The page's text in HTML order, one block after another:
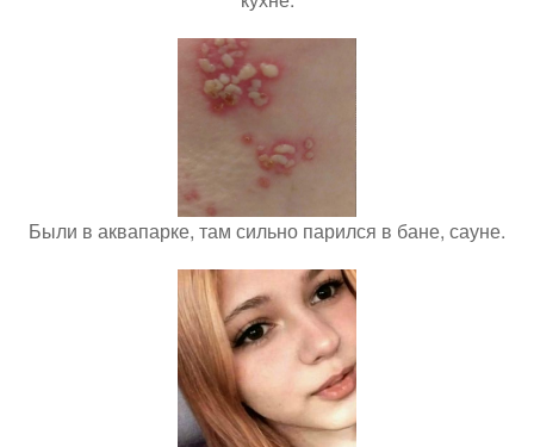
Были в аквапарке, там сильно парился в бане, сауне.